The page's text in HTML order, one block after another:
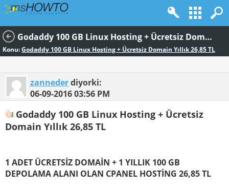
Godaddy 100 GB Linux Hosting + Ücretsiz Domain Yıllık 26,85 TL
Konu:Godaddy 100 GB Linux Hosting + Ücretsiz Domain Yıllık 26,85 TL
zannederdiyorki:
06-09-201603:56 PM
Godaddy 100 GB Linux Hosting + Ücretsiz
Domain Yıllık 26,85 TL
1 ADET ÜCRETSİZ DOMAİN + 1 YILLIK 100 GB
DEPOLAMA ALANI OLAN CPANEL HOSTİNG 26,85 TL